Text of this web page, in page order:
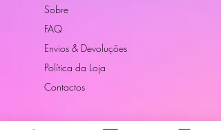
Sobre
FAQ
Envios & Devoluções
Política da Loja
Contactos